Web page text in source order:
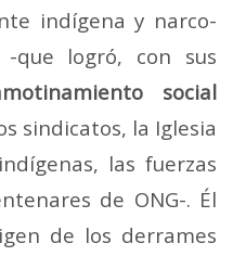
indígena y narco-
que logró, con sus
social
sindicatos, la Iglesia
las fuerzas
de ONG-. Él
de los derrames